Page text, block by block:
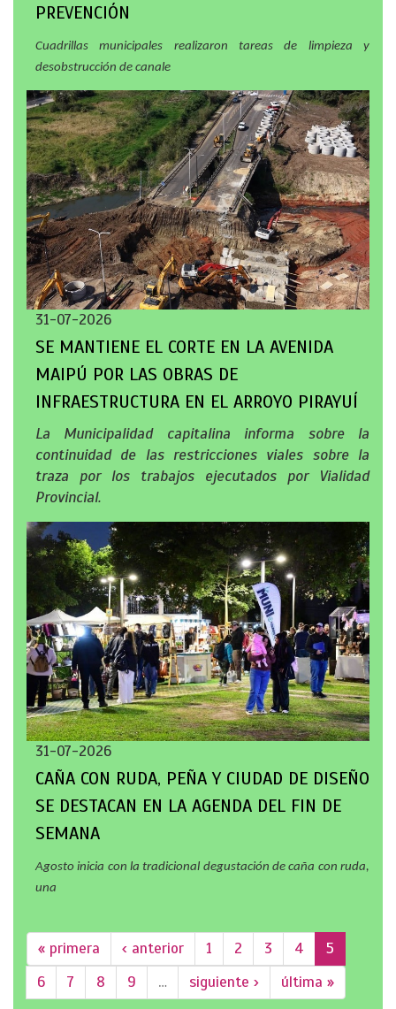
PREVENCIÓN
Cuadrillas municipales realizaron tareas de limpieza y
desobstrucción de canale
31-07-2026
SE MANTIENE EL CORTE EN LA AVENIDA
MAIPÚ POR LAS OBRAS DE
INFRAESTRUCTURA EN EL ARROYO PIRAYUÍ
La Municipalidad capitalina informa sobre la
continuidad de las restricciones viales sobre la
traza por los trabajos ejecutados por Vialidad
Provincial.
31-07-2026
CAÑA CON RUDA, PEÑA Y CIUDAD DE DISEÑO
SE DESTACAN EN LA AGENDA DEL FIN DE
SEMANA
Agosto inicia con la tradicional degustación de caña con ruda,
una
« primera ‹ anterior 1 2 3 4
5
6
7 8 9 … siguiente › última »